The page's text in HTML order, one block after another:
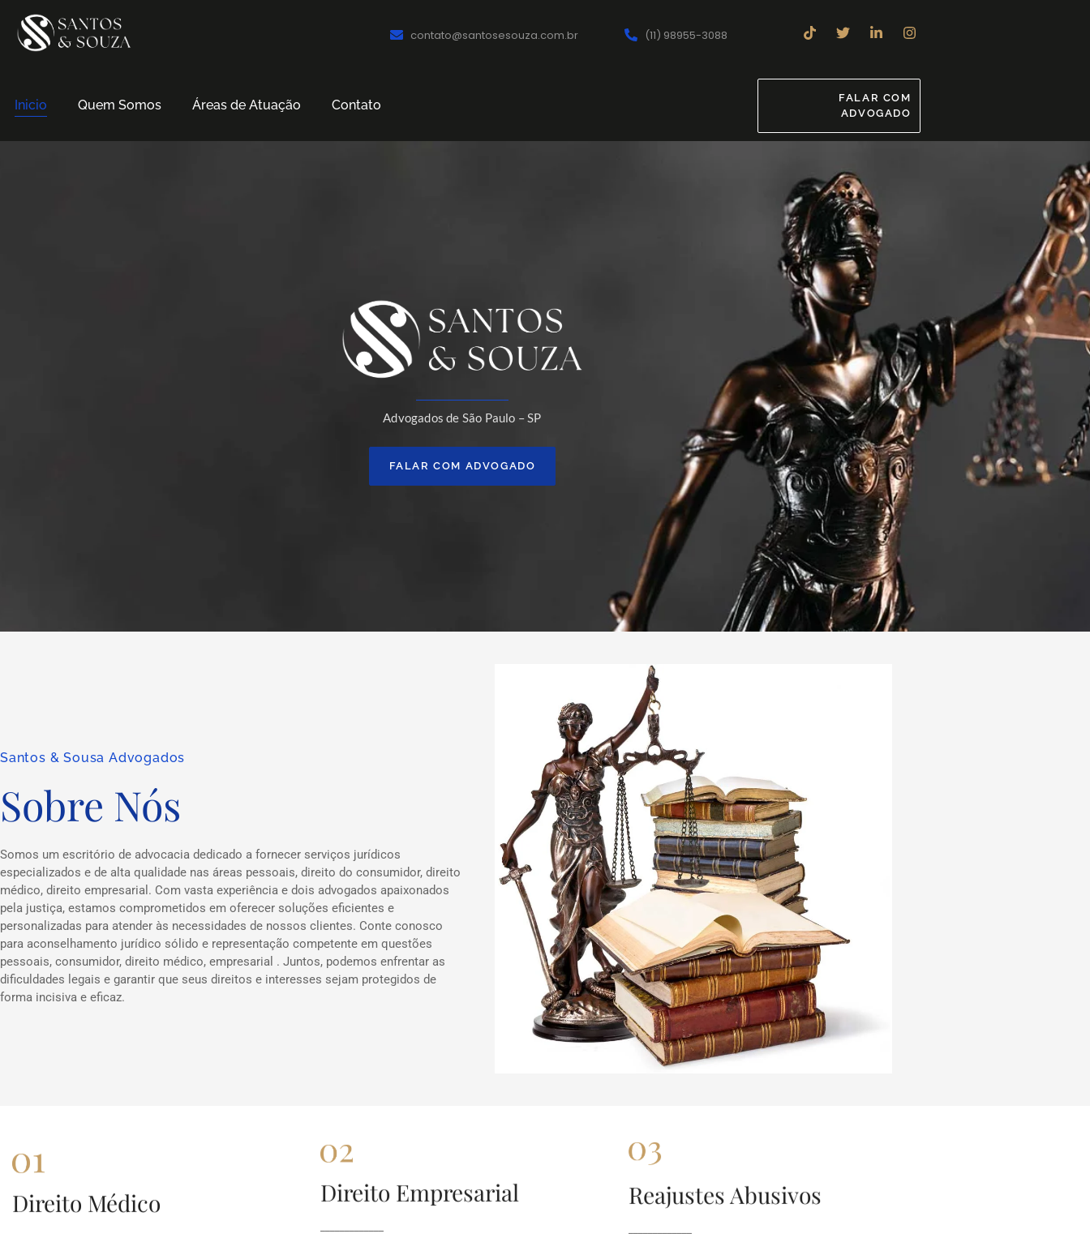
contato@santosesouza.com.br (11) 98955-3088
Inicio Quem Somos Áreas de Atuação Contato
FALAR COM
ADVOGADO
Advogados de São Paulo – SP
FALAR COM ADVOGADO
Santos & Sousa Advogados
Sobre Nós
Somos um escritório de advocacia dedicado a fornecer serviços jurídicos
especializados e de alta qualidade nas áreas pessoais, direito do consumidor, direito
médico, direito empresarial. Com vasta experiência e dois advogados apaixonados
pela justiça, estamos comprometidos em oferecer soluções eficientes e
personalizadas para atender às necessidades de nossos clientes. Conte conosco
para aconselhamento jurídico sólido e representação competente em questões
pessoais, consumidor, direito médico, empresarial . Juntos, podemos enfrentar as
dificuldades legais e garantir que seus direitos e interesses sejam protegidos de
forma incisiva e eficaz.
Direito Médico
Direito Médico Direito Empresarial
Direito Empresarial Reajustes Abusivos
Reajustes Abusivos